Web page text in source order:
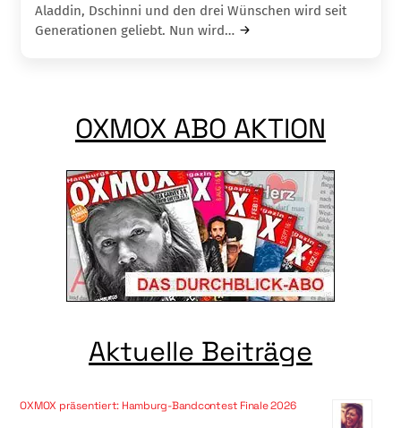
Aladdin, Dschinni und den drei Wünschen wird seit
Gene­rationen geliebt. Nun wird…
OXMOX ABO AKTION
Aktuelle Beiträge
OXMOX präsentiert: Hamburg-Bandcontest Finale 2026